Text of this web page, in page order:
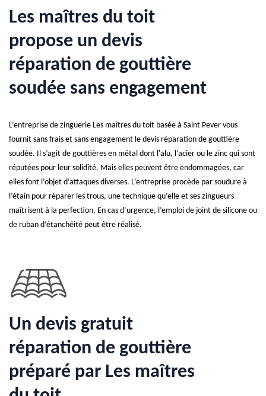
Les maîtres du toit
propose un devis
réparation de gouttière
soudée sans engagement
L’entreprise de zinguerie Les maîtres du toit basée à Saint Pever vous
fournit sans frais et sans engagement le devis réparation de gouttière
soudée. Il s’agit de gouttières en métal dont l'alu, l’acier ou le zinc qui sont
réputées pour leur solidité. Mais elles peuvent être endommagées, car
elles font l’objet d’attaques diverses. L’entreprise procède par soudure à
l’étain pour réparer les trous, une technique qu’elle et ses zingueurs
maîtrisent à la perfection. En cas d’urgence, l’emploi de joint de silicone ou
de ruban d’étanchéité peut être réalisé.
Un devis gratuit
réparation de gouttière
préparé par Les maîtres